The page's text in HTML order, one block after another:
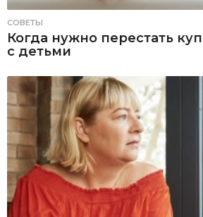
СОВЕТЫ
Когда нужно перестать
с детьми